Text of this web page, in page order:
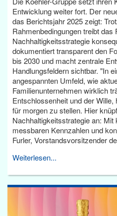
Entwicklung weiter fort. Der
das Berichtsjahr 2025 zeigt:
Rahmenbedingungen treibt das
Nachhaltigkeitsstrategie
dokumentiert transparent den
bis 2030 und macht zentrale
Handlungsfeldern sichtbar. "In
angespannten Umfeld, wie
Familienunternehmen wirklich
Entschlossenheit und der
für morgen zu stellen. Hier
Nachhaltigkeitsstrategie an: Mit
messbaren Kennzahlen und
Furler, Vorstandsvorsitzender
Weiterlesen...